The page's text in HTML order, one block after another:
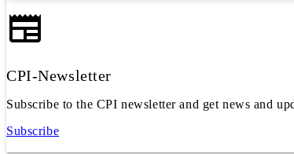
CPI-Newsletter
Subscribe to the CPI newsletter and get news and
Subscribe